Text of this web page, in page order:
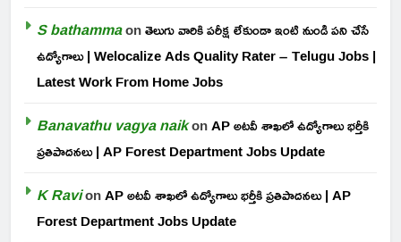
S bathammaonతెలుగు వారికి పరీక్ష లేకుండా ఇంటి నుండి పని చేసే
ఉద్యోగాలు | Welocalize Ads Quality Rater – Telugu Jobs |
Latest Work From Home Jobs
Banavathu vagya naikonAP అటవీ శాఖలో ఉద్యోగాలు భర్తీకి
ప్రతిపాదనలు | AP Forest Department Jobs Update
K RavionAP అటవీ శాఖలో ఉద్యోగాలు భర్తీకి ప్రతిపాదనలు | AP
Forest Department Jobs Update